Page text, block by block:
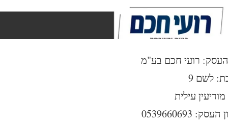
רועי חכם בע"מ
לשם 9
עילית
0539660693